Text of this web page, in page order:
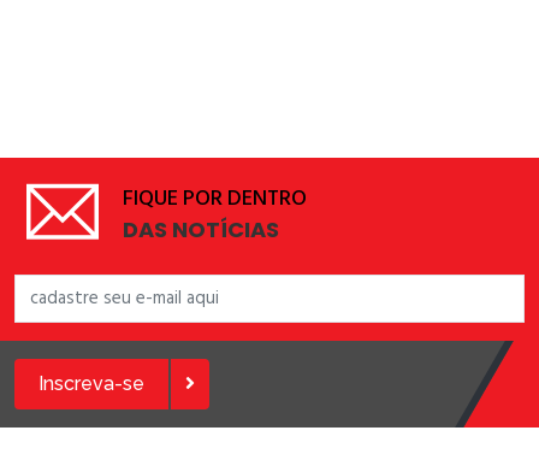
FIQUE POR DENTRO
DAS NOTÍCIAS
Inscreva-se